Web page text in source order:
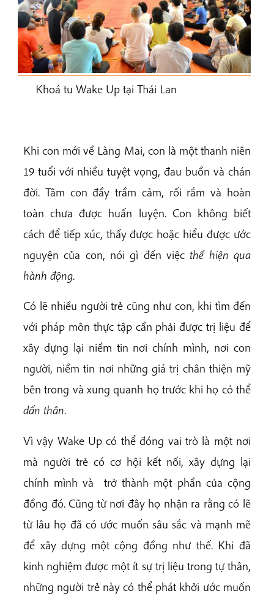
Khoá tu Wake Up tại Thái Lan
Khi con mới về Làng Mai, con là một thanh niên
19 tuổi với nhiều tuyệt vọng, đau buồn và chán
đời. Tâm con đầy trầm cảm, rối rắm và hoàn
toàn chưa được huấn luyện. Con không biết
cách để tiếp xúc, thấy được hoặc hiểu được ước
nguyện của con, nói gì đến việcthể hiện qua
hành động.
Có lẽ nhiều người trẻ cũng như con, khi tìm đến
với pháp môn thực tập cần phải được trị liệu để
xây dựng lại niềm tin nơi chính mình, nơi con
người, niềm tin nơi những giá trị chân thiện mỹ
bên trong và xung quanh họ trước khi họ có thể
dấn thân.
Vì vậy Wake Up có thể đóng vai trò là một nơi
mà người trẻ có cơ hội kết nối, xây dựng lại
chính mình và trở thành một phần của cộng
đồng đó. Cũng từ nơi đây họ nhận ra rằng có lẽ
từ lâu họ đã có ước muốn sâu sắc và mạnh mẽ
để xây dựng một cộng đồng như thế. Khi đã
kinh nghiệm được một ít sự trị liệu trong tự thân,
những người trẻ này có thể phát khởi ước muốn